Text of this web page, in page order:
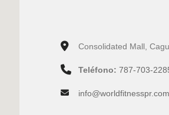
Consolidated Mall,
Teléfono: 787-703-
info@worldfitnesspr.com